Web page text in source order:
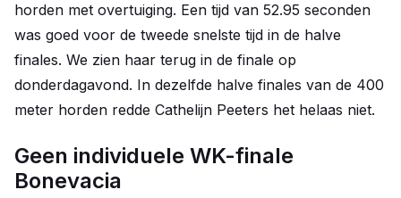
horden met overtuiging. Een tijd van 52.95 seconden
was goed voor de tweede snelste tijd in de halve
finales. We zien haar terug in de finale op
donderdagavond. In dezelfde halve finales van de 400
meter horden redde Cathelijn Peeters het helaas niet.
Geen individuele WK-finale
Bonevacia